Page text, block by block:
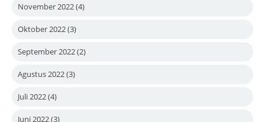
November 2022(4)
Oktober 2022(3)
September 2022(2)
Agustus 2022(3)
Juli 2022(4)
Juni 2022(3)